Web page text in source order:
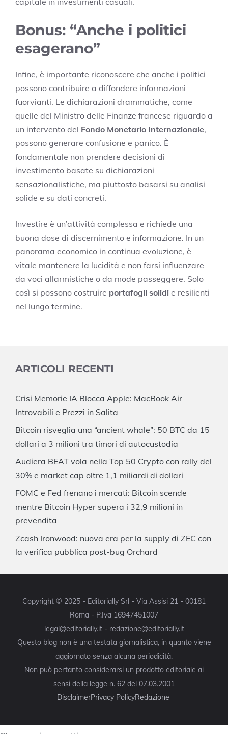
Bonus: “Anche i politici
esagerano”
Infine, è importante riconoscere che anche i politici
possono contribuire a diffondere informazioni
fuorvianti. Le dichiarazioni drammatiche, come
quelle del Ministro delle Finanze francese riguardo a
un intervento del Fondo Monetario Internazionale,
possono generare confusione e panico. È
fondamentale non prendere decisioni di
investimento basate su dichiarazioni
sensazionalistiche, ma piuttosto basarsi su analisi
solide e su dati concreti.
Investire è un’attività complessa e richiede una
buona dose di discernimento e informazione. In un
panorama economico in continua evoluzione, è
vitale mantenere la lucidità e non farsi influenzare
da voci allarmistiche o da mode passeggere. Solo
così si possono costruire portafogli solidi e resilienti
nel lungo termine.
ARTICOLI RECENTI
Crisi Memorie IA Blocca Apple: MacBook Air
Introvabili e Prezzi in Salita
Bitcoin risveglia una “ancient whale”: 50 BTC da 15
dollari a 3 milioni tra timori di autocustodia
Audiera BEAT vola nella Top 50 Crypto con rally del
30% e market cap oltre 1,1 miliardi di dollari
FOMC e Fed frenano i mercati: Bitcoin scende
mentre Bitcoin Hyper supera i 32,9 milioni in
prevendita
Zcash Ironwood: nuova era per la supply di ZEC con
la verifica pubblica post-bug Orchard
Copyright © 2025 - Editorially Srl - Via Assisi 21 - 00181
Roma - P.Iva 16947451007
legal@editorially.it - redazione@editorially.it
Questo blog non è una testata giornalistica, in quanto viene
aggiornato senza alcuna periodicità.
Non può pertanto considerarsi un prodotto editoriale ai
sensi della legge n. 62 del 07.03.2001
DisclaimerPrivacy PolicyRedazione